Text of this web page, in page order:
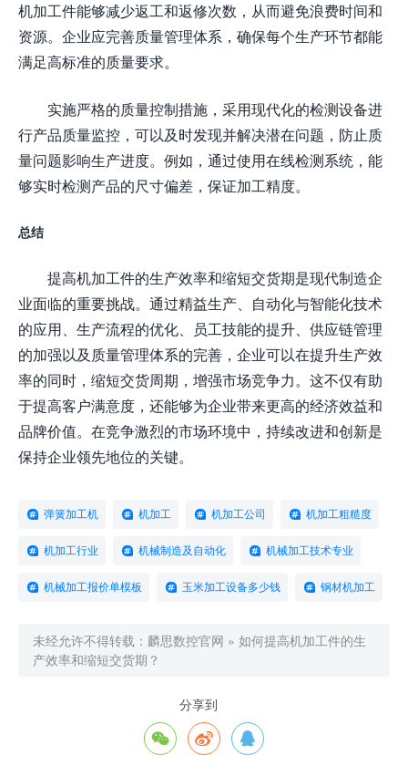
机加工件能够减少返工和返修次数，从而避免浪费时间和
资源。企业应完善质量管理体系，确保每个生产环节都能
满足高标准的质量要求。
实施严格的质量控制措施，采用现代化的检测设备进
行产品质量监控，可以及时发现并解决潜在问题，防止质
量问题影响生产进度。例如，通过使用在线检测系统，能
够实时检测产品的尺寸偏差，保证加工精度。
总结
提高机加工件的生产效率和缩短交货期是现代制造企
业面临的重要挑战。通过精益生产、自动化与智能化技术
的应用、生产流程的优化、员工技能的提升、供应链管理
的加强以及质量管理体系的完善，企业可以在提升生产效
率的同时，缩短交货周期，增强市场竞争力。这不仅有助
于提高客户满意度，还能够为企业带来更高的经济效益和
品牌价值。在竞争激烈的市场环境中，持续改进和创新是
保持企业领先地位的关键。
弹簧加工机 机加工 机加工公司 机加工粗糙度
机加工行业 机械制造及自动化 机械加工技术专业
机械加工报价单模板 玉米加工设备多少钱 钢材机加工
未经允许不得转载： 麟思数控官网 » 如何提高机加工件的生
产效率和缩短交货期？
分享到
  